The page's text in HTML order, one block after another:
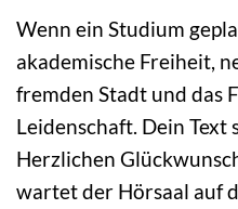
Wenn ein Studium
akademische Freiheit,
fremden Stadt und das
Leidenschaft. Dein Text
Herzlichen
wartet der Hörsaal auf